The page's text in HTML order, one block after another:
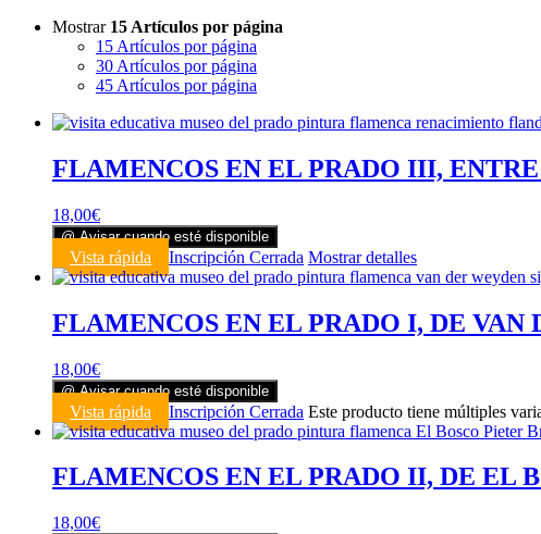
Mostrar 15 Artículos por página
15 Artículos por página
30 Artículos por página
45 Artículos por página
FLAMENCOS EN EL PRADO III,
18,00€
@ Avisar cuando esté disponible
Vista rápida Inscripción Cerrada Mostrar detalles
FLAMENCOS EN EL PRADO I, DE VAN
18,00€
@ Avisar cuando esté disponible
Vista rápida Inscripción Cerrada Este producto tiene múltiples
FLAMENCOS EN EL PRADO II, DE EL
18,00€